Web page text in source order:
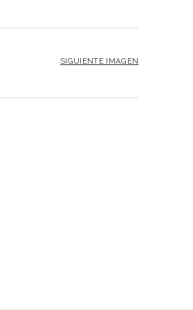
SIGUIENTE IMAGEN